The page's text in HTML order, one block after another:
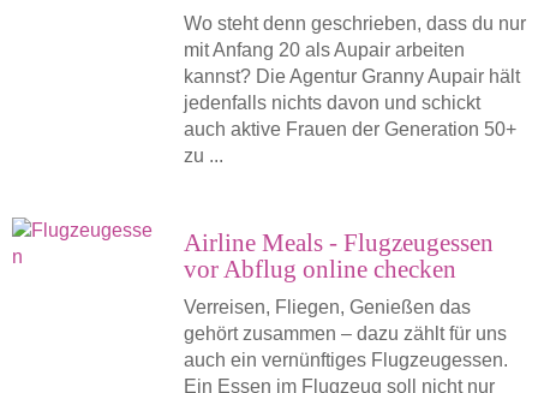
Wo steht denn geschrieben, dass du nur
mit Anfang 20 als Aupair arbeiten
kannst? Die Agentur Granny Aupair hält
jedenfalls nichts davon und schickt
auch aktive Frauen der Generation 50+
zu ...
Airline Meals - Flugzeugessen
vor Abflug online checken
Verreisen, Fliegen, Genießen das
gehört zusammen – dazu zählt für uns
auch ein vernünftiges Flugzeugessen.
Ein Essen im Flugzeug soll nicht nur